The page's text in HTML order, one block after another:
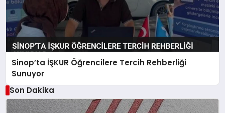
Sinop’ta İŞKUR Öğrencilere Tercih Rehberliği
Sunuyor
Son Dakika